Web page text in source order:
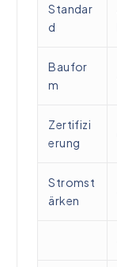
Standar
d
Baufor
m
Zertifizi
erung
Stromst
ärken